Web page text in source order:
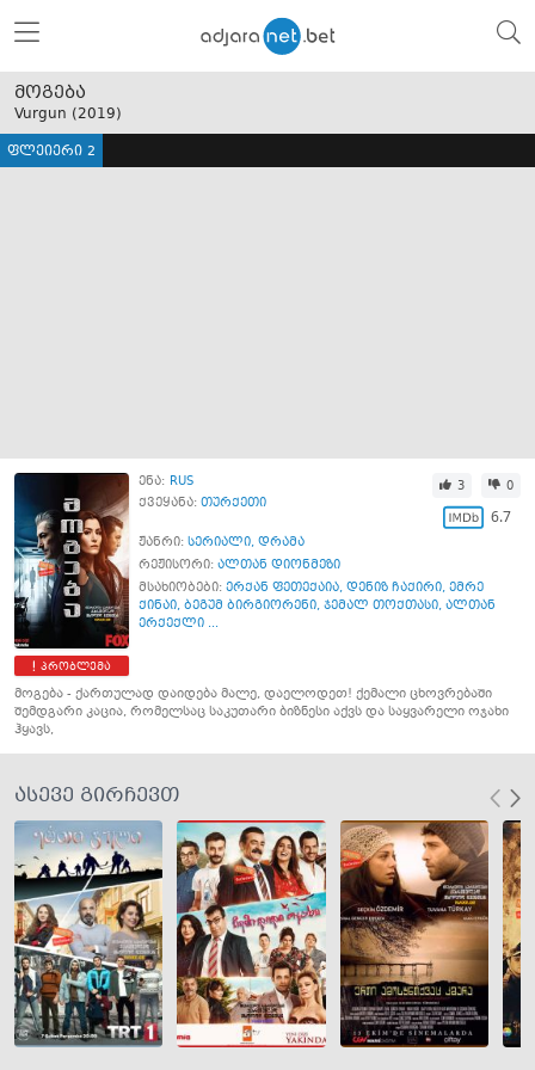
მოგება
Vurgun (2019)
ფლეიერი 2
პრობლემა
ენა: RUS
ქვეყანა: თურქეთი
3 0
6.7
ჟანრი: სერიალი, დრამა
რეჟისორი: ალთან დიონმეზი
მსახიობები: ერქან ფეთექაია, დენიზ ჩაქირი, ემრე
ქინაი, ბეგუმ ბირგიორენი, ჯემალ თოქთასი, ალთან
ერქექლი ...
მოგება - ქართულად დაიდება მალე, დაელოდეთ! ქემალი ცხოვრებაში
შემდგარი კაცია, რომელსაც საკუთარი ბიზნესი აქვს და საყვარელი ოჯახი
ჰყავს,
ასევე გირჩევთ